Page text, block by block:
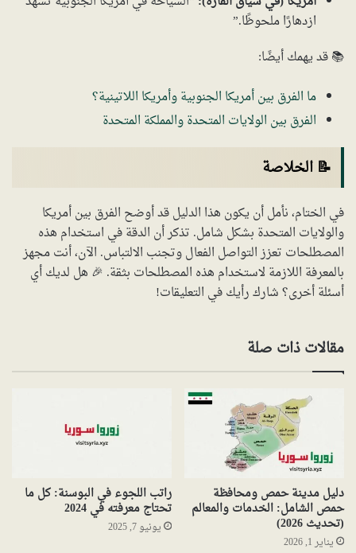
ازدهارًا ملحوظًا.”
📚 قد يهمك أيضًا:
ما الفرق بين أمريكا الجنوبية وأمريكا اللاتينية؟
الفرق بين الولايات المتحدة والمملكة المتحدة
📝 الخلاصة
في الختام، نأمل أن يكون هذا الدليل قد أوضح الفرق بين أمريكا
والولايات المتحدة بشكل شامل. تذكر أن الدقة في استخدام هذه
المصطلحات تعزز التواصل الفعال وتجنب الالتباس. الآن، أنت مجهز
بالمعرفة اللازمة لاستخدام هذه المصطلحات بثقة. 🎉 هل لديك أي
أسئلة أخرى؟ شارك رأيك في التعليقات!
مقالات ذات صلة
دليل مدينة حمص ومحافظة
حمص الشامل: الخدمات والمعالم
(تحديث 2026)
يناير 1, 2026
راتب اللجوء في البوسنة: كل ما
تحتاج معرفته في 2024
يونيو 7, 2025